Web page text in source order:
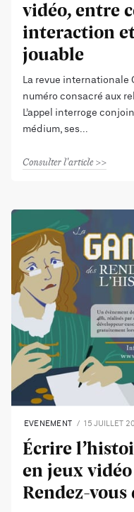
vidéo, entre
interaction
jouable
La revue internationale
numéro consacré aux
L’appel interroge
médium, ses
Consulter l'article
EVENEMENT 15 JUILLET
Écrire
en jeux
Rendez-